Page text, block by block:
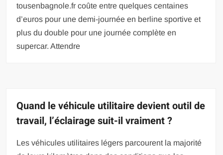
tousenbagnole.fr coûte entre quelques centaines
d’euros pour une demi-journée en berline sportive et
plus du double pour une journée complète en
supercar. Attendre
Quand le véhicule utilitaire devient outil de
travail, l’éclairage suit-il vraiment ?
Les véhicules utilitaires légers parcourent la majorité